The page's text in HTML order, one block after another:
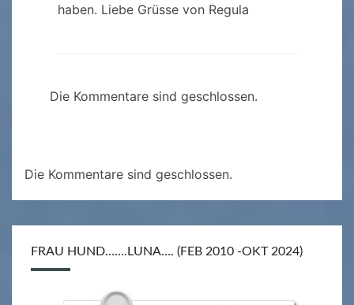
haben. Liebe Grüsse von Regula
Die Kommentare sind geschlossen.
Die Kommentare sind geschlossen.
FRAU HUND…….LUNA…. (FEB 2010 -OKT 2024)